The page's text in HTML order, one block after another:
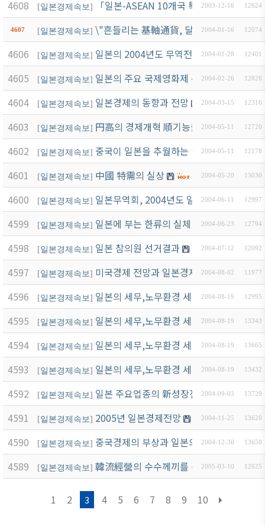
4608 [일본경제속보] 「일본-ASEAN 10개국 특별정상회담 결
2003-12-16 12624
4607 [일본경제속보] \"흔들리는 基軸通貨, 달러\" 방영내용 요
2004-01-16 12074
4606 [일본경제속보] 일본의 2004년도 무역전망(Word file 첨
2004-01-28 12401
4605 [일본경제속보] 일본의 주요 국제영화제 수상 현황
2004-02-26 12826
4604 [일본경제속보] 일본경제의 동향과 전망 2004-03-15 12316
4603 [일본경제속보] 円高의 경제개혁 順기능을 살려야
2004-05-11 12720
4602 [일본경제속보] 중국이 일본을 추월하는 날 2004-05-11 12178
4601 [일본경제속보] 中國 特需의 실상 2004-05-20 13030
4600 [일본경제속보] 일본무역회, 2004년도 일본 무역 수정 전망
2004-06-11 12997
4599 [일본경제속보] 일본에 부는 한류의 실체 2004-06-23 12794
4598 [일본경제속보] 일본 참의원 선거결과 2004-07-12 12092
4597 [일본경제속보] 미국경제 전망과 일본경제에 대한 영향
2004-08-02 11977
4596 [일본경제속보] 일본의 세무,노무환경 세미나 자료(세무편)
2004-08-19 12995
4595 [일본경제속보] 일본의 세무,노무환경 세미나 자료(노무편)
2004-08-19 13343
4594 [일본경제속보] 일본의 세무,노무환경 세미나 자료(PWC
2004-08-19 13665
4593 [일본경제속보] 일본의 세무,노무환경 세미나 자료(아웃소
2004-08-19 13432
4592 [일본경제속보] 일본 주요업종의 新성장전략2004-09-03 13729
4591 [일본경제속보] 2005년 일본경제전망 2004-11-25 13620
4590 [일본경제속보] 중국경제의 부상과 일본의 대응2004-12-30 13650
4589 [일본경제속보] 韓流經營의 수수께끼를 푼다2005-03-10 12625
1 2 3 4 5 6 7 8 9 10